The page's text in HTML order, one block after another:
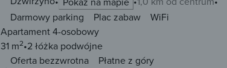
Darmowy parking
Plac zabaw
WiFi
Apartament 4-osobowy
31 m2 2 łóżka podwójne
Oferta bezzwrotna
Płatne z góry